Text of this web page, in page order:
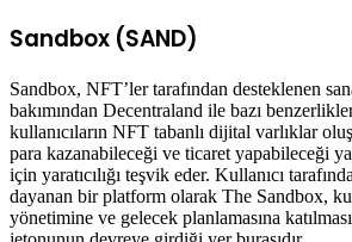
Sandbox (SAND)
Sandbox, NFT’ler tarafından desteklenen
bakımından Decentraland ile bazı
kullanıcıların NFT tabanlı dijital varlıklar
para kazanabileceği ve ticaret yapabileceği
için yaratıcılığı teşvik eder. Kullanıcı
dayanan bir platform olarak The Sandbox,
yönetimine ve gelecek planlamasına